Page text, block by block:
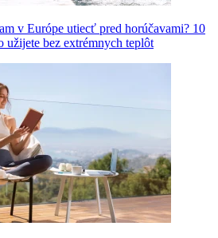
v Európe utiecť pred horúčavami? 10
užijete bez extrémnych teplôt